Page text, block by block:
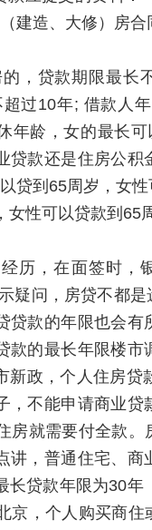
建造、大修）房合
的，贷款期限最长
过10年; 借款人
年龄，女的最长
贷款还是住房公
贷到65周岁，女
性可以贷款到65
历，在面签时，
疑问，房贷不都
贷款的年限也会
款的最长年限楼
新政，个人住房
，不能申请商业
房就需要付全款
讲，普通住宅、
长贷款年限为30
京，个人购买商